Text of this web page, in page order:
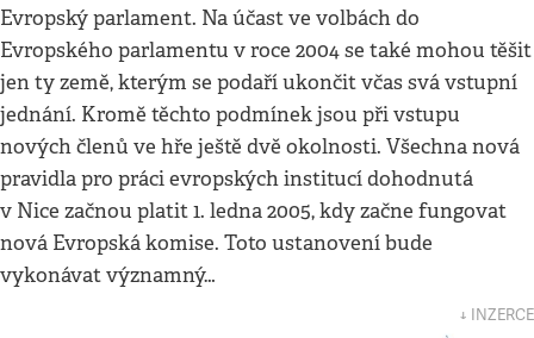
Evropský parlament. Na účast ve volbách do
Evropského parlamentu v roce 2004 se také mohou těšit
jen ty země, kterým se podaří ukončit včas svá vstupní
jednání. Kromě těchto podmínek jsou při vstupu
nových členů ve hře ještě dvě okolnosti. Všechna nová
pravidla pro práci evropských institucí dohodnutá
v Nice začnou platit 1. ledna 2005, kdy začne fungovat
nová Evropská komise. Toto ustanovení bude
vykonávat významný…
↓ INZERCE